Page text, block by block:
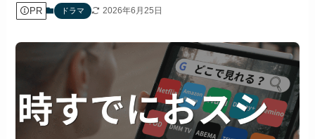
PR ドラマ 2026年6月25日